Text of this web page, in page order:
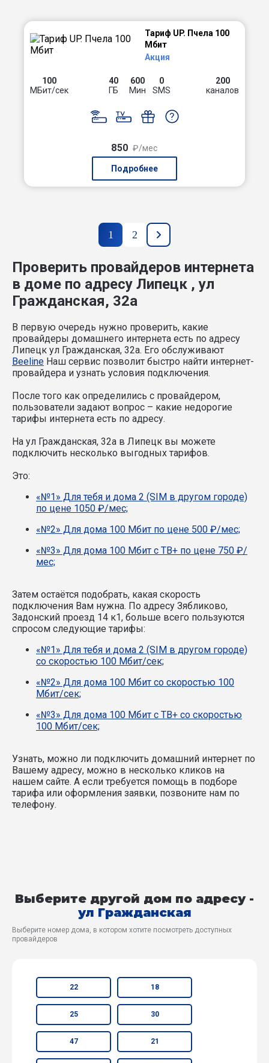
Тариф UP. Пчела 100
Мбит
Акция
100
МБит/сек
40
ГБ
600
Мин
0
SMS
200
каналов
850 ₽/мес
Подробнее
1 2
Проверить провайдеров интернета
в доме по адресу Липецк , ул
Гражданская, 32а
В первую очередь нужно проверить, какие
провайдеры домашнего интернета есть по адресу
Липецк ул Гражданская, 32а. Его обслуживают
Beeline Наш сервис позволит быстро найти интернет-
провайдера и узнать условия подключения.
После того как определились с провайдером,
пользователи задают вопрос – какие недорогие
тарифы интернета есть по адресу.
На ул Гражданская, 32а в Липецк вы можете
подключить несколько выгодных тарифов.
Это:
«№1» Для тебя и дома 2 (SIM в другом городе)
по цене 1050 ₽/мес;
«№2» Для дома 100 Мбит по цене 500 ₽/мес;
«№3» Для дома 100 Мбит с ТВ+ по цене 750 ₽/
мес;
Затем остаётся подобрать, какая скорость
подключения Вам нужна. По адресу Зябликово,
Задонский проезд 14 к1, больше всего пользуются
спросом следующие тарифы:
«№1» Для тебя и дома 2 (SIM в другом городе)
со скоростью 100 Мбит/сек;
«№2» Для дома 100 Мбит со скоростью 100
Мбит/сек;
«№3» Для дома 100 Мбит с ТВ+ со скоростью
100 Мбит/сек;
Узнать, можно ли подключить домашний интернет по
Вашему адресу, можно в несколько кликов на
нашем сайте. А если требуется помощь в подборе
тарифа или оформления заявки, позвоните нам по
телефону.
Выберите другой дом по адресу -
ул Гражданская
Выберите номер дома, в котором хотите посмотреть доступных
провайдеров
22 18
25 30
47 21